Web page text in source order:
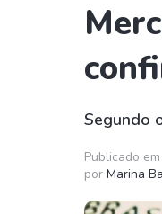
Índice
Ibovespa
Taesa
Itausa
Segundo
Publicado
por Marina